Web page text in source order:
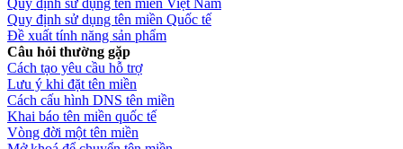
Quy định sử dụng tên miền Việt Nam
Quy định sử dụng tên miền Quốc tế
Đề xuất tính năng sản phẩm
Câu hỏi thường gặp
Cách tạo yêu cầu hỗ trợ
Lưu ý khi đặt tên miền
Cách cấu hình DNS tên miền
Khai báo tên miền quốc tế
Vòng đời một tên miền